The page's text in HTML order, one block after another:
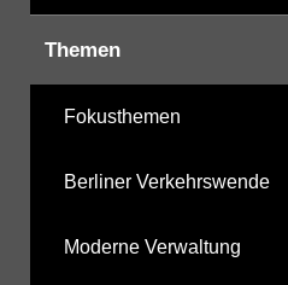
Themen
Fokusthemen
Berliner Verkehrswende
Moderne Verwaltung